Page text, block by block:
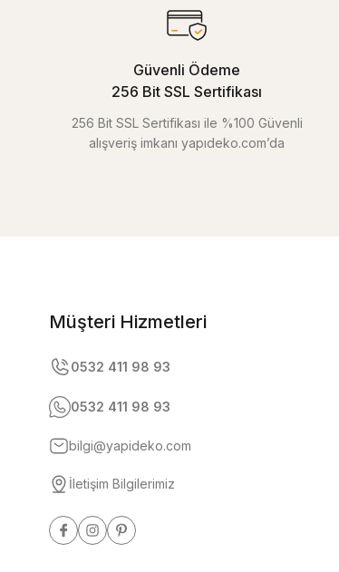
Güvenli Ödeme
256 Bit SSL Sertifikası
256 Bit SSL Sertifikası ile %100 Güvenli
alışveriş imkanı yapıdeko.com’da
Müşteri Hizmetleri
0532 411 98 93
0532 411 98 93
bilgi@yapideko.com
İletişim Bilgilerimiz